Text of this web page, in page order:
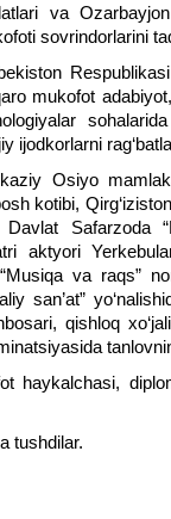
va
sovrindorlarini
mukofot
ijodkorlarni
Osiyo
kotibi,
Safarzoda
aktyori
va raqs”
san’at”
qishloq
haykalchasi,
tushdilar.